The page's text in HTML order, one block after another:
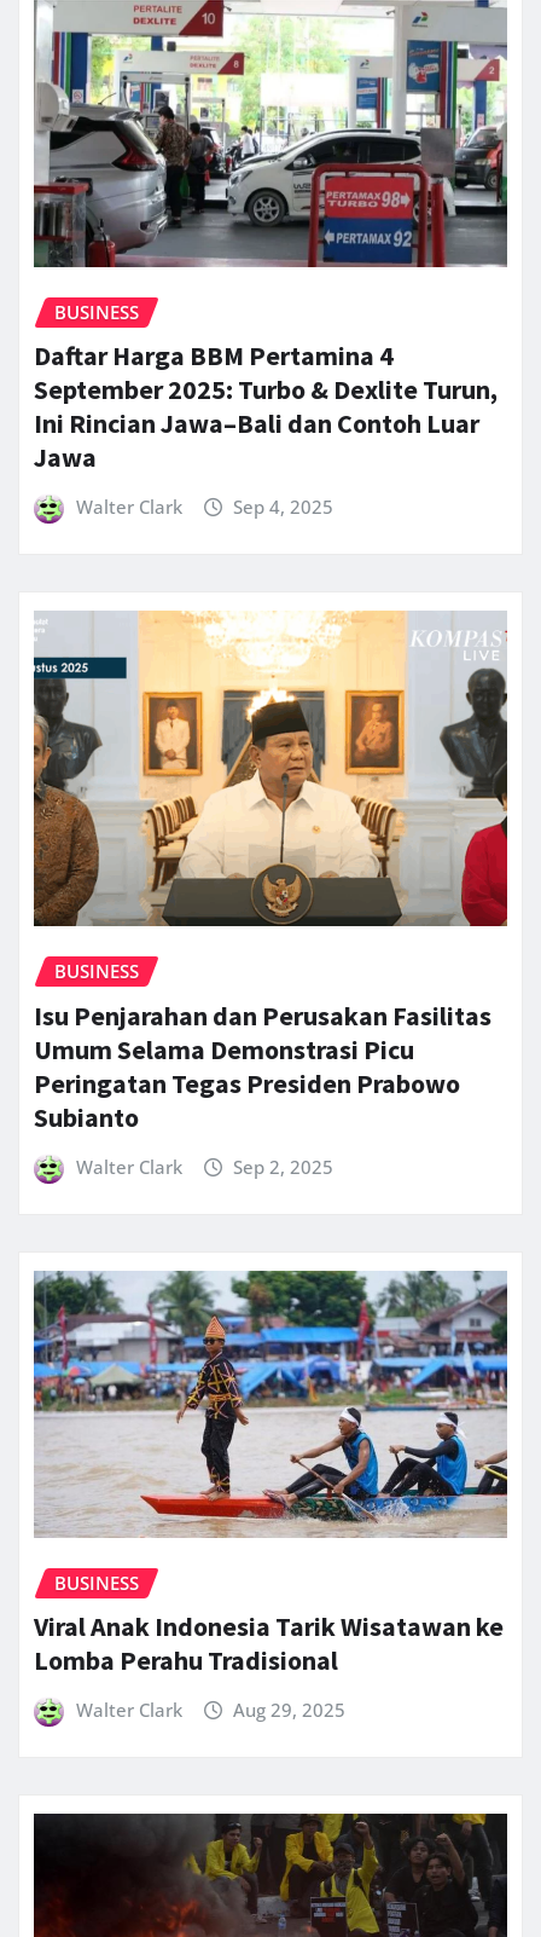
BUSINESS
Daftar Harga BBM Pertamina 4
September 2025: Turbo & Dexlite Turun,
Ini Rincian Jawa–Bali dan Contoh Luar
Jawa
Walter Clark Sep 4, 2025
BUSINESS
Isu Penjarahan dan Perusakan Fasilitas
Umum Selama Demonstrasi Picu
Peringatan Tegas Presiden Prabowo
Subianto
Walter Clark Sep 2, 2025
BUSINESS
Viral Anak Indonesia Tarik Wisatawan ke
Lomba Perahu Tradisional
Walter Clark Aug 29, 2025